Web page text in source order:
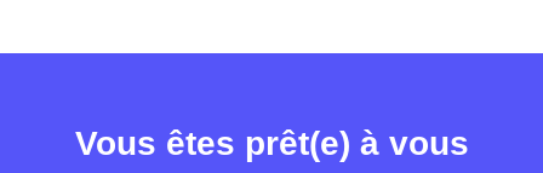
Vous êtes prêt(e) à vous